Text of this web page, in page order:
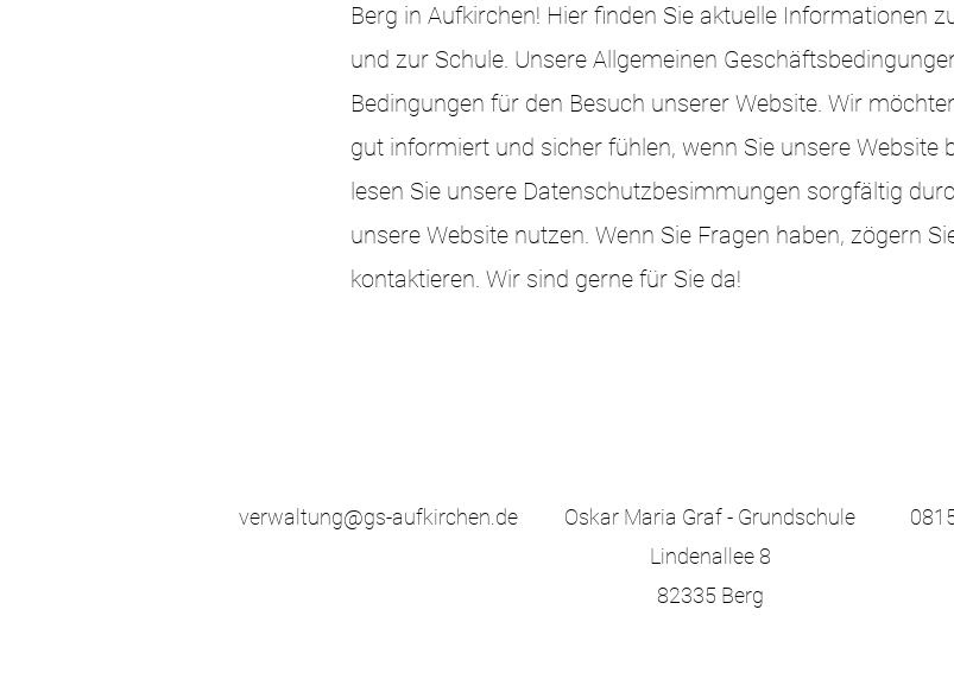
Berg in Aufkirchen! Hier finden Sie aktuelle Informationen
und zur Schule. Unsere Allgemeinen
Bedingungen für den Besuch unserer Website. Wir
gut informiert und sicher fühlen, wenn Sie unsere Website
lesen Sie unsere Datenschutzbesimmungen sorgfältig
unsere Website nutzen. Wenn Sie Fragen haben, zögern
kontaktieren. Wir sind gerne für Sie da!
verwaltung@gs-aufkirchen.de
Oskar Maria Graf - Grundschule
Lindenallee 8
82335 Berg